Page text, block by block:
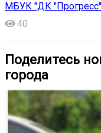
МБУК "ДК "Прогресс"
40
Поделитесь
города